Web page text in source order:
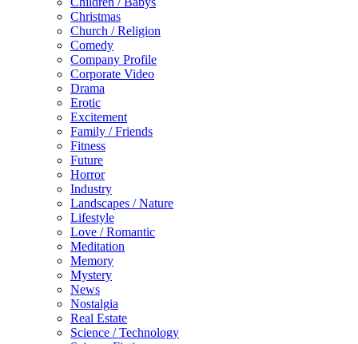
Christmas
Church / Religion
Comedy
Company Profile
Corporate Video
Drama
Erotic
Excitement
Family / Friends
Fitness
Future
Horror
Industry
Landscapes / Nature
Lifestyle
Love / Romantic
Meditation
Memory
Mystery
News
Nostalgia
Real Estate
Science / Technology